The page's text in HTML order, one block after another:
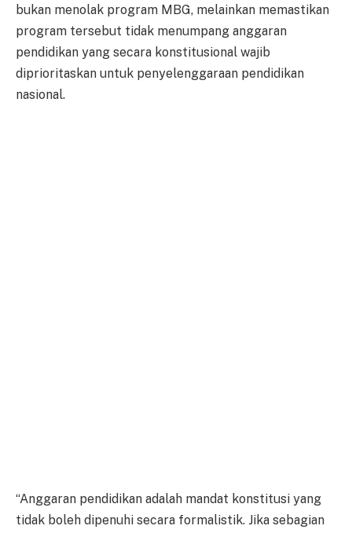
bukan menolak program MBG, melainkan memastikan
program tersebut tidak menumpang anggaran
pendidikan yang secara konstitusional wajib
diprioritaskan untuk penyelenggaraan pendidikan
nasional.
“Anggaran pendidikan adalah mandat konstitusi yang
tidak boleh dipenuhi secara formalistik. Jika sebagian